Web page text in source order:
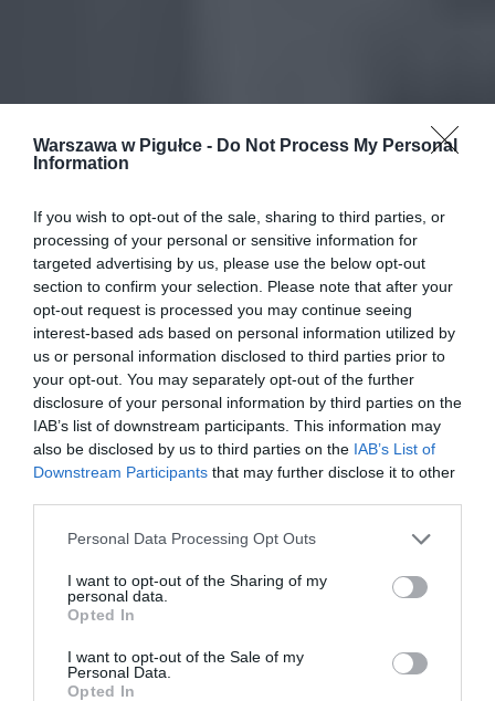
Warszawa w Pigułce - Do Not Process My Personal
Information
If you wish to opt-out of the sale, sharing to third parties, or
processing of your personal or sensitive information for
targeted advertising by us, please use the below opt-out
section to confirm your selection. Please note that after your
opt-out request is processed you may continue seeing
interest-based ads based on personal information utilized by
us or personal information disclosed to third parties prior to
your opt-out. You may separately opt-out of the further
disclosure of your personal information by third parties on the
IAB’s list of downstream participants. This information may
also be disclosed by us to third parties on the IAB’s List of
Downstream Participants that may further disclose it to other
Personal Data Processing Opt Outs
I want to opt-out of the Sharing of my
personal data.
Opted In
I want to opt-out of the Sale of my
Personal Data.
Opted In